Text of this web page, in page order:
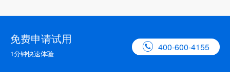
免费申请试用
1分钟快速体验
 400-600-4155